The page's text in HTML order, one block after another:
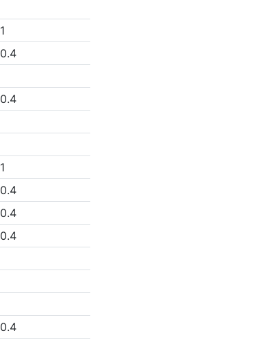
1
0.4
0.4
1
0.4
0.4
0.4
0.4